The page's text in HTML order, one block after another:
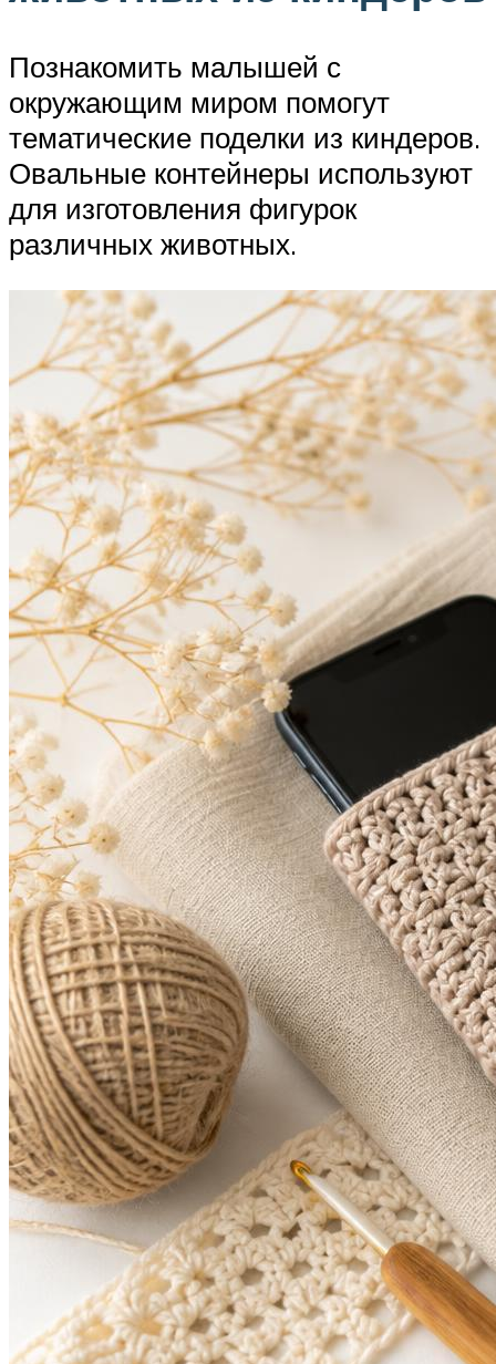
Познакомить малышей с
окружающим миром помогут
тематические поделки из киндеров.
Овальные контейнеры используют
для изготовления фигурок
различных животных.